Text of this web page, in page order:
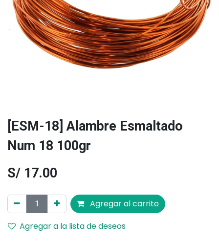
[ESM-18] Alambre Esmaltado
Num 18 100gr
S/ 17.00
Agregar al carrito
Agregar a la lista de deseos